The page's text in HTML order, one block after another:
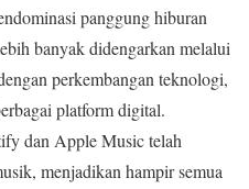
panggung hiburan
banyak didengarkan melalui
perkembangan teknologi,
platform digital.
dan Apple Music telah
menjadikan hampir semua